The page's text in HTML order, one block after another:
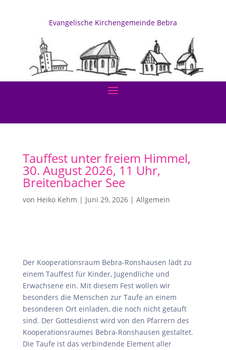
Evangelische Kirchengemeinde Bebra
Tauffest unter freiem Himmel,
30. August 2026, 11 Uhr,
Breitenbacher See
von Heiko Kehm | Juni 29, 2026| Allgemein
Der Kooperationsraum Bebra-Ronshausen lädt zu
einem Tauffest für Kinder, Jugendliche und
Erwachsene ein. Mit diesem Fest wollen wir
besonders die Menschen zur Taufe an einem
besonderen Ort einladen, die noch nicht getauft
sind. Der Gottesdienst wird von den Pfarrern des
Kooperationsraumes Bebra-Ronshausen gestaltet.
Die Taufe ist das verbindende Element aller